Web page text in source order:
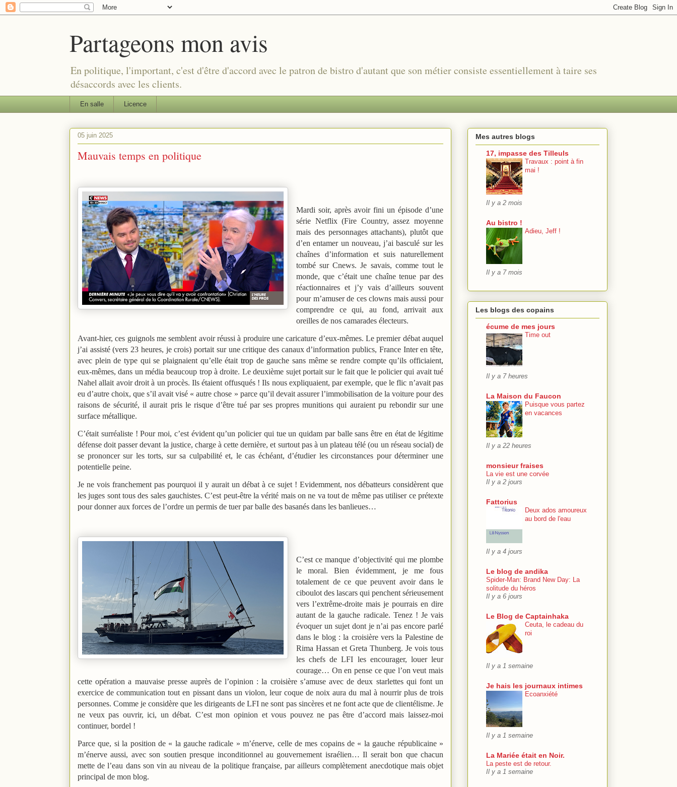
Partageons mon avis
En politique, l'important, c'est d'être d'accord avec le patron de bistro d'autant que son métier consiste essentiellement à taire ses
désaccords avec les clients.
En salle Licence
05 juin 2025
Mauvais temps en politique
Mardi soir, après avoir fini un épisode d’une
série Netflix (Fire Country, assez moyenne
mais des personnages attachants), plutôt que
d’en entamer un nouveau, j’ai basculé sur les
chaînes d’information et suis naturellement
tombé sur Cnews. Je savais, comme tout le
monde, que c’était une chaîne tenue par des
réactionnaires et j’y vais d’ailleurs souvent
pour m’amuser de ces clowns mais aussi pour
comprendre ce qui, au fond, arrivait aux
oreilles de nos camarades électeurs.
Avant-hier, ces guignols me semblent avoir réussi à produire une caricature d’eux-mêmes. Le premier débat auquel
j’ai assisté (vers 23 heures, je crois) portait sur une critique des canaux d’information publics, France Inter en tête,
avec plein de type qui se plaignaient qu’elle était trop de gauche sans même se rendre compte qu’ils officiaient,
eux-mêmes, dans un média beaucoup trop à droite. Le deuxième sujet portait sur le fait que le policier qui avait tué
Nahel allait avoir droit à un procès. Ils étaient offusqués ! Ils nous expliquaient, par exemple, que le flic n’avait pas
eu d’autre choix, que s’il avait visé « autre chose » parce qu’il devait assurer l’immobilisation de la voiture pour des
raisons de sécurité, il aurait pris le risque d’être tué par ses propres munitions qui auraient pu rebondir sur une
surface métallique.
C’était surréaliste ! Pour moi, c’est évident qu’un policier qui tue un quidam par balle sans être en état de légitime
défense doit passer devant la justice, charge à cette dernière, et surtout pas à un plateau télé (ou un réseau social) de
se prononcer sur les torts, sur sa culpabilité et, le cas échéant, d’étudier les circonstances pour déterminer une
potentielle peine.
Je ne vois franchement pas pourquoi il y aurait un débat à ce sujet ! Evidemment, nos débatteurs considèrent que
les juges sont tous des sales gauchistes. C’est peut-être la vérité mais on ne va tout de même pas utiliser ce prétexte
pour donner aux forces de l’ordre un permis de tuer par balle des basanés dans les banlieues…
C’est ce manque d’objectivité qui me plombe
le moral. Bien évidemment, je me fous
totalement de ce que peuvent avoir dans le
ciboulot des lascars qui penchent sérieusement
vers l’extrême-droite mais je pourrais en dire
autant de la gauche radicale. Tenez ! Je vais
évoquer un sujet dont je n’ai pas encore parlé
dans le blog : la croisière vers la Palestine de
Rima Hassan et Greta Thunberg. Je vois tous
les chefs de LFI les encourager, louer leur
courage… On en pense ce que l’on veut mais
cette opération a mauvaise presse auprès de l’opinion : la croisière s’amuse avec de deux starlettes qui font un
exercice de communication tout en pissant dans un violon, leur coque de noix aura du mal à nourrir plus de trois
personnes. Comme je considère que les dirigeants de LFI ne sont pas sincères et ne font acte que de clientélisme. Je
ne veux pas ouvrir, ici, un débat. C’est mon opinion et vous pouvez ne pas être d’accord mais laissez-moi
continuer, bordel !
Parce que, si la position de « la gauche radicale » m’énerve, celle de mes copains de « la gauche républicaine »
m’énerve aussi, avec son soutien presque inconditionnel au gouvernement israélien… Il serait bon que chacun
mette de l’eau dans son vin au niveau de la politique française, par ailleurs complètement anecdotique mais objet
principal de mon blog.
Mes autres blogs
17, impasse des Tilleuls
Travaux : point à fin
mai !
Il y a 2 mois
Au bistro !
Adieu, Jeff !
Il y a 7 mois
Les blogs des copains
écume de mes jours
Time out
Il y a 7 heures
La Maison du Faucon
Puisque vous partez
en vacances
Il y a 22 heures
monsieur fraises
La vie est une corvée
Il y a 2 jours
Fattorius
Deux ados amoureux
au bord de l'eau
Il y a 4 jours
Le blog de andika
Spider-Man: Brand New Day: La
solitude du héros
Il y a 6 jours
Le Blog de Captainhaka
Ceuta, le cadeau du
roi
Il y a 1 semaine
Je hais les journaux intimes
Ecoanxiété
Il y a 1 semaine
La Mariée était en Noir.
La peste est de retour.
Il y a 1 semaine